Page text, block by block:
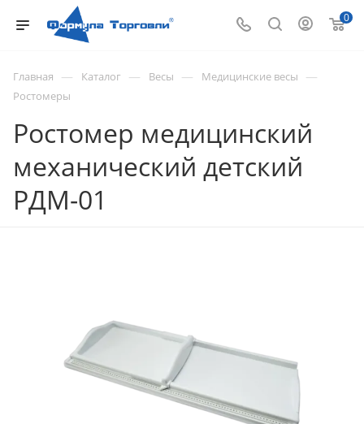
0
Главная — Каталог — Весы — Медицинские весы —
Ростомеры
Ростомер медицинский
механический детский
РДМ-01